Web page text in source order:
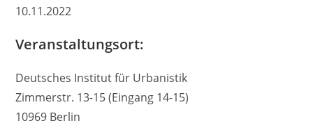
10.11.2022
Veranstaltungsort:
Deutsches Institut für Urbanistik
Zimmerstr. 13-15 (Eingang 14-15)
10969 Berlin